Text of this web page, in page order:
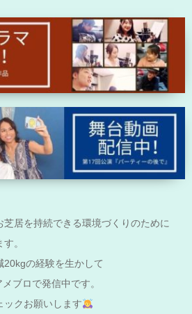
居を持続できる環境づくりのために
。
の経験を生かして
ブロで発信中です。
ックお願いします